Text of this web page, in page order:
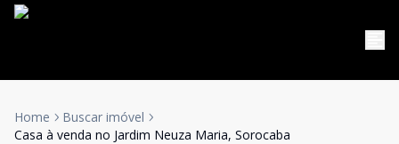
Home
Buscar imóvel
Casa à venda no Jardim Neuza Maria, Sorocaba